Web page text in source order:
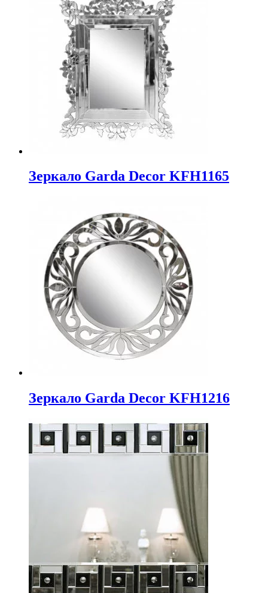
Зеркало Garda Decor KFH1165
Зеркало Garda Decor KFH1216